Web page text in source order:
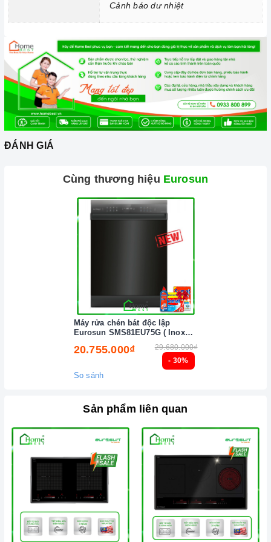
Chức năng Cảm biến chống tràn:
Nếu nước hoặc thức ăn
tắt để đảm bảo an toàn cho người dùng và giữ cho bếp sạch
sẽ hơn.
Chức năng Cảnh báo dư nhiệt:
Bếp cảnh báo người dùng
không chạm tay vào vùng nóng, giảm thiểu khả năng rủi ro bị
bỏng.
2. Một số lưu ý khi sử dụng sản phẩm
Lưu ý khi chọn nồi nấu
Bếp hồng ngoại có thể nấu được tất cả các nồi với nhiều chất
liệu khác nhau.
Cần chọn đáy nồi nhẵn và bằng phẳng, tránh những loại có
rãnh hoặc nồi đáy lõm.
Không sử dụng dụng cụ nấu ăn mỏng hoặc chất lượng thấp,
Cảnh báo dư nhiệt
ĐÁNH GIÁ
Cùng thương hiệu Eurosun
- 30%
Máy rửa chén bát độc lập
Eurosun SMS81EU75G ( Inox
20.755.000₫ 29.680.000₫
So sánh
Sản phẩm liên quan